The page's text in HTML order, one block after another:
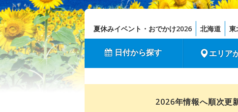
夏休みイベント・おでかけ2026 北海道 東
日付から探す エリア
2026年情報へ順次更